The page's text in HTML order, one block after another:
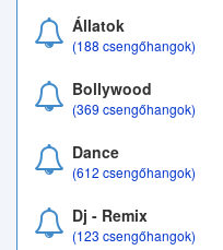
Állatok
(188 csengőhangok)
Bollywood
(369 csengőhangok)
Dance
(612 csengőhangok)
Dj - Remix
(123 csengőhangok)